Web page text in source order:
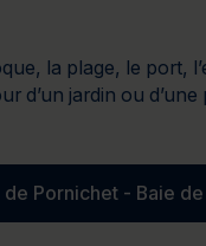
la plage, le port,
d’un jardin ou
Pornichet - Baie de